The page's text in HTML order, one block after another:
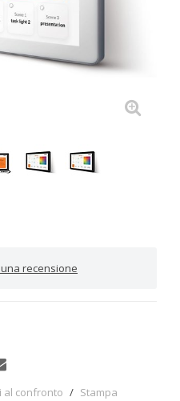
recensione
al confronto / Stampa